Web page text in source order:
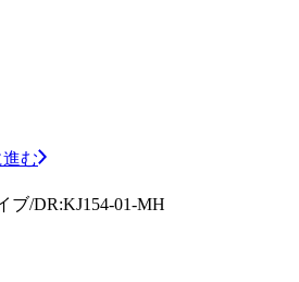
む
ブ/DR:KJ154-01-MH